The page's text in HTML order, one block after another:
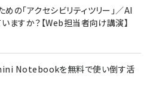
の「アクセシビリティツリー」／AI
ますか？【Web担当者向け講演】
Notebookを無料で使い倒す活